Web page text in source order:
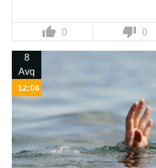
thumb_up 0 thumb_down 0
8
Avq
12:06